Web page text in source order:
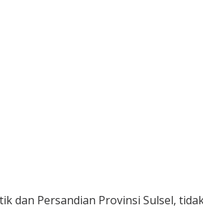
dan Persandian Provinsi Sulsel,